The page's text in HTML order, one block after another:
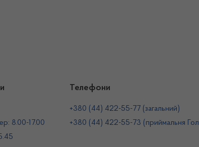
8.00-17.00
Телефони
+380 (44) 422-55-77 (загальний)
+380 (44) 422-55-73 (приймальня